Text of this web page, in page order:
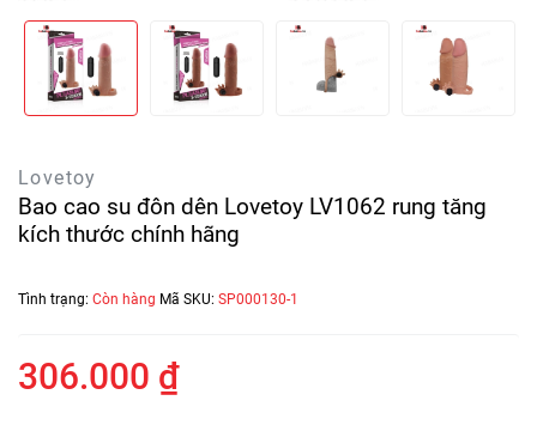
Lovetoy
Bao cao su đôn dên Lovetoy LV1062 rung tăng
kích thước chính hãng
Tình trạng: Còn hàng Mã SKU: SP000130-1
306.000 ₫